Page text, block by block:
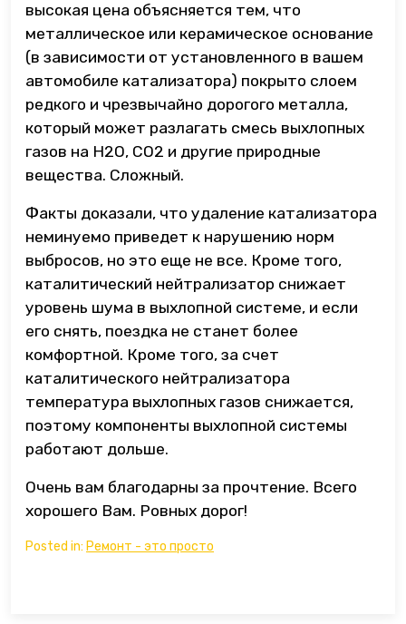
высокая цена объясняется тем, что
металлическое или керамическое основание
(в зависимости от установленного в вашем
автомобиле катализатора) покрыто слоем
редкого и чрезвычайно дорогого металла,
который может разлагать смесь выхлопных
газов на H2O, CO2 и другие природные
вещества. Сложный.
Факты доказали, что удаление катализатора
неминуемо приведет к нарушению норм
выбросов, но это еще не все. Кроме того,
каталитический нейтрализатор снижает
уровень шума в выхлопной системе, и если
его снять, поездка не станет более
комфортной. Кроме того, за счет
каталитического нейтрализатора
температура выхлопных газов снижается,
поэтому компоненты выхлопной системы
работают дольше.
Очень вам благодарны за прочтение. Всего
хорошего Вам. Ровных дорог!
Posted in: Ремонт - это просто